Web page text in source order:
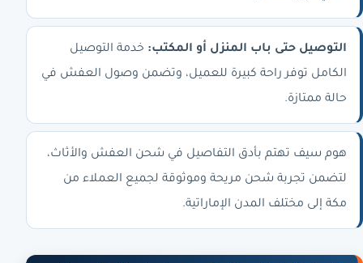
التوصيل حتى باب المنزل أو المكتب: خدمة التوصيل
الكامل توفر راحة كبيرة للعميل، وتضمن وصول العفش في
حالة ممتازة.
هوم سيف تهتم بأدق التفاصيل في شحن العفش والأثاث،
لتضمن تجربة شحن مريحة وموثوقة لجميع العملاء من
مكة إلى مختلف المدن الإماراتية.